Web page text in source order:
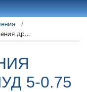
Шкаф управления дробилками ШУД 5-0.75
5-0.75